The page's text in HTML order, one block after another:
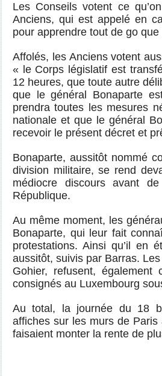
Les Conseils votent ce
Anciens, qui est appelé en
pour apprendre tout de go
Affolés, les Anciens votent
« le Corps législatif est
12 heures, que toute autre
que le général Bonaparte
prendra toutes les mesures
nationale et que le général
recevoir le présent décret et
Bonaparte, aussitôt nommé
division militaire, se rend
médiocre discours avant
République.
Au même moment, les
Bonaparte, qui leur fait
protestations. Ainsi qu’il en
aussitôt, suivis par Barras.
Gohier, refusent,
consignés au Luxembourg
Au total, la journée du 18
affiches sur les murs de
faisaient monter la rente de